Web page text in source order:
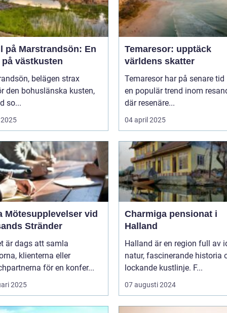
på Marstrandsön: En
västkusten
belägen strax
den bohuslänska kusten,
so...
Temaresor: upptäck
världens skatter
Temaresor har på senare
en populär trend inom
där resenäre...
04 april 2025
Mötesupplevelser vid
Stränder
är dags att samla
klienterna eller
för en konfer...
2025
Charmiga pensionat i
Halland
Halland är en region full av
natur, fascinerande historia
lockande kustlinje. F...
07 augusti 2024